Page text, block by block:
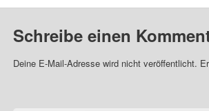
Schreibe einen
Deine E-Mail-Adresse wird nicht veröffentlicht.